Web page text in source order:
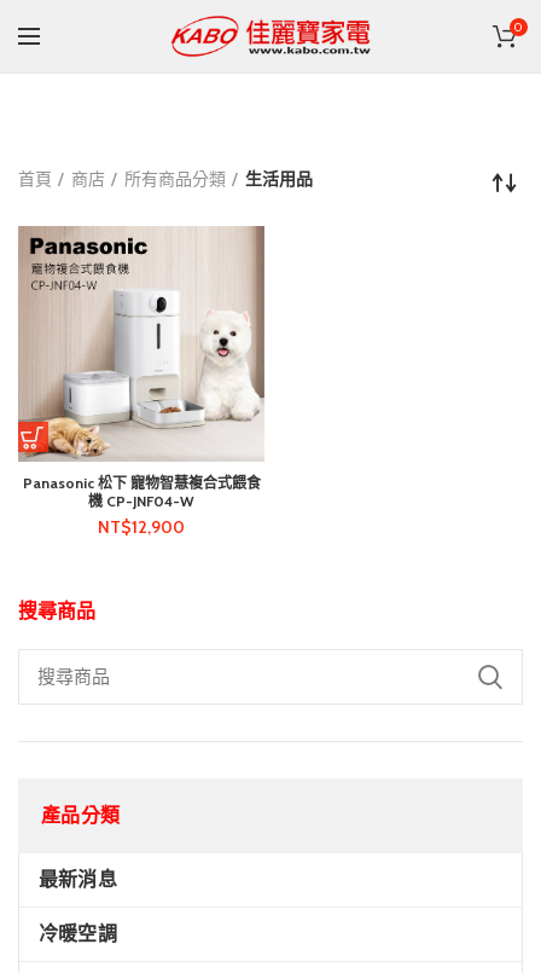
0
搜尋商品
產品分類
最新消息
冷暖空調
首頁 商店 所有商品分類 生活用品
Panasonic 松下 寵物智慧複合式餵食
機 CP-JNF04-W
NT$12,900